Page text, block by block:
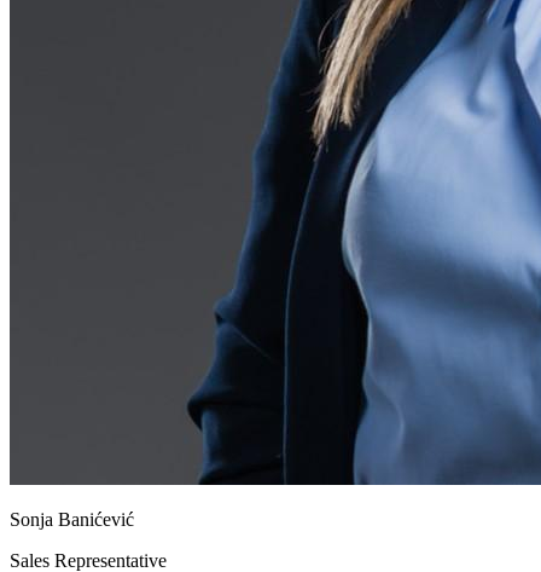
Sonja Banićević
Sales Representative